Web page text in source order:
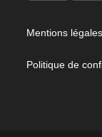
Mentions légales
Politique de